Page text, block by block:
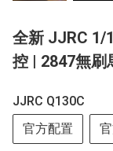
全新 JJRC 1/
控 | 2847無刷
JJRC Q130C
官方配置